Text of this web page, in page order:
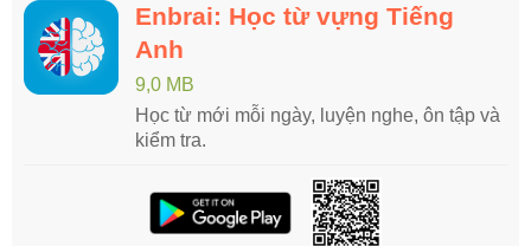
Enbrai: Học từ vựng Tiếng
Anh
9,0 MB
Học từ mới mỗi ngày, luyện nghe, ôn tập và
kiểm tra.